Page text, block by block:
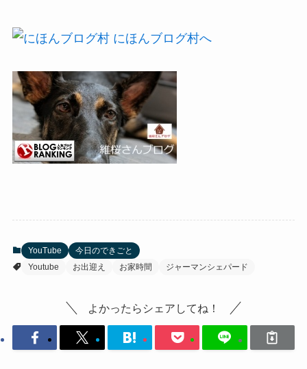
YouTube
今日のできごと
Youtube
お出迎え お家時間 ジャーマンシェパード
よかったらシェアしてね！